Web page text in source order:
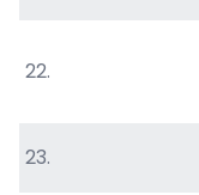
22.
23.